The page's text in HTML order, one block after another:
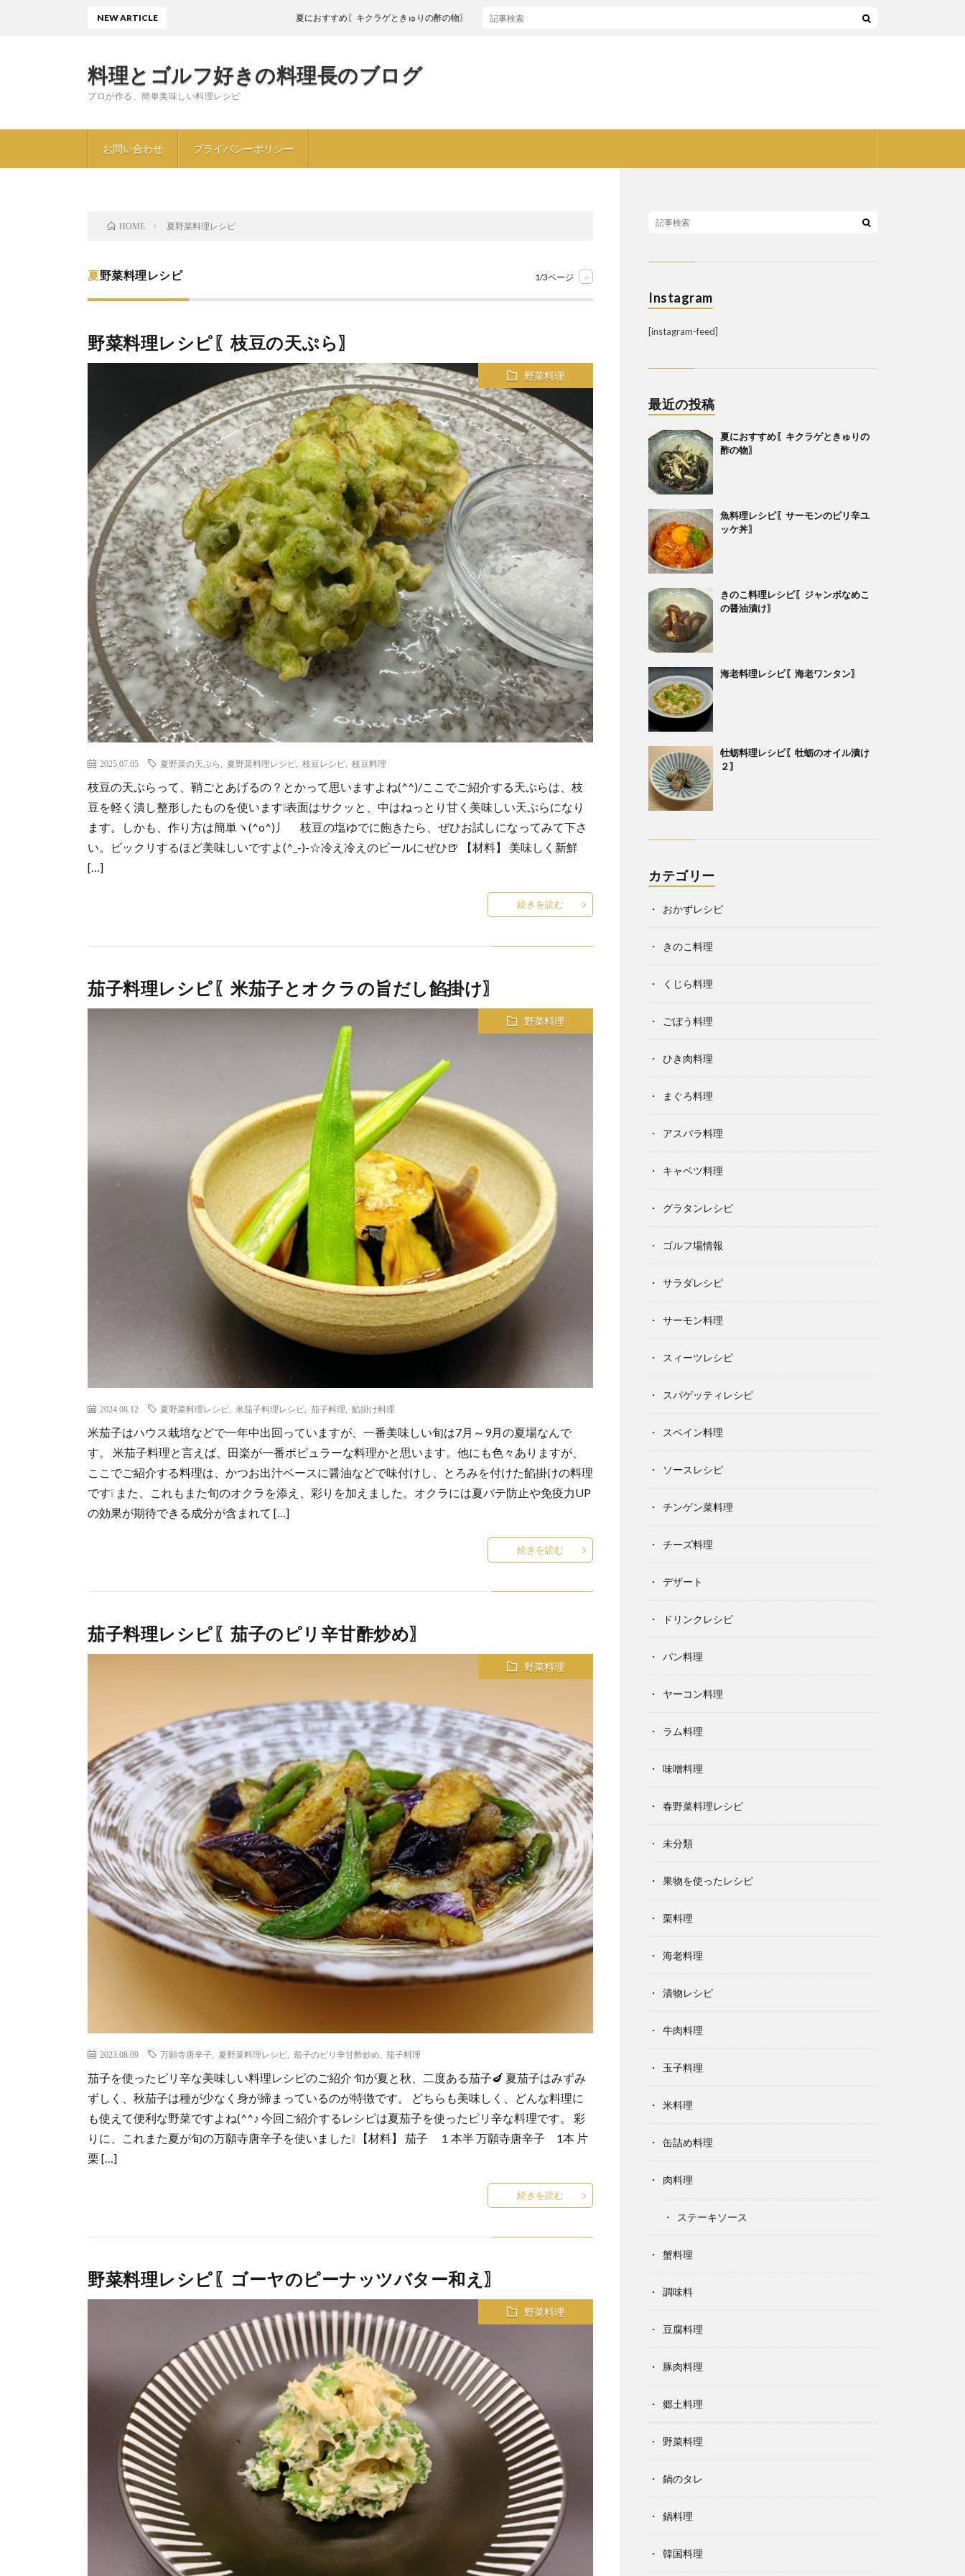
料理とゴルフ好きの料理長のブログ
プロが作る、簡単美味しい料理レシピ
お問い合わせ プライバシーポリシー
NEW ARTICLE 夏におすすめ〖キクラゲときゅりの酢の物〗
HOME 夏野菜料理レシピ
夏野菜料理レシピ 1/3ページ >
野菜料理レシピ〖枝豆の天ぷら〗
野菜料理
2025.07.05 夏野菜の天ぷら 夏野菜料理レシピ 枝豆レシピ 枝豆料理
枝豆の天ぷらって、鞘ごとあげるの？とかって思いますよね(^^)/ここでご紹介する天ぷらは、枝
豆を軽く潰し整形したものを使います❕表面はサクッと、中はねっとり甘く美味しい天ぷらになり
ます。しかも、作り方は簡単ヽ(^o^)丿 枝豆の塩ゆでに飽きたら、ぜひお試しになってみて下さ
い。ビックリするほど美味しいですよ(^_-)-☆冷え冷えのビールにぜひ🍺 【材料】 美味しく新鮮
[…]
続きを読む
茄子料理レシピ〖米茄子とオクラの旨だし餡掛け〗
野菜料理
2024.08.12 夏野菜料理レシピ 米茄子料理レシピ 茄子料理 餡掛け料理
米茄子はハウス栽培などで一年中出回っていますが、一番美味しい旬は7月～9月の夏場なんで
す。 米茄子料理と言えば、田楽が一番ポピュラーな料理かと思います。他にも色々ありますが、
ここでご紹介する料理は、かつお出汁ベースに醤油などで味付けし、とろみを付けた餡掛けの料理
です❕ また、これもまた旬のオクラを添え、彩りを加えました。オクラには夏バテ防止や免疫力UP
の効果が期待できる成分が含まれて […]
続きを読む
茄子料理レシピ〖茄子のピリ辛甘酢炒め〗
野菜料理
2023.08.09 万願寺唐辛子 夏野菜料理レシピ 茄子のピリ辛甘酢炒め 茄子料理
茄子を使ったピリ辛な美味しい料理レシピのご紹介 旬が夏と秋、二度ある茄子🍆 夏茄子はみずみ
ずしく、秋茄子は種が少なく身が締まっているのが特徴です。 どちらも美味しく、どんな料理に
も使えて便利な野菜ですよね(^^♪ 今回ご紹介するレシピは夏茄子を使ったピリ辛な料理です。 彩
りに、これまた夏が旬の万願寺唐辛子を使いました❕ 【材料】 茄子 １本半 万願寺唐辛子 1本 片
栗 […]
続きを読む
野菜料理レシピ〖ゴーヤのピーナッツバター和え〗
野菜料理
Instagram
[instagram-feed]
最近の投稿
夏におすすめ〖キクラゲときゅりの
酢の物〗
魚料理レシピ〖サーモンのピリ辛ユ
ッケ丼〗
きのこ料理レシピ〖ジャンボなめこ
の醤油漬け〗
海老料理レシピ〖海老ワンタン〗
牡蛎料理レシピ〖牡蛎のオイル漬け
２〗
カテゴリー
おかずレシピ
きのこ料理
くじら料理
ごぼう料理
ひき肉料理
まぐろ料理
アスパラ料理
キャベツ料理
グラタンレシピ
ゴルフ場情報
サラダレシピ
サーモン料理
スィーツレシピ
スパゲッティレシピ
スペイン料理
ソースレシピ
チンゲン菜料理
チーズ料理
デザート
ドリンクレシピ
パン料理
ヤーコン料理
ラム料理
味噌料理
春野菜料理レシピ
未分類
果物を使ったレシピ
栗料理
海老料理
漬物レシピ
牛肉料理
玉子料理
米料理
缶詰め料理
肉料理
ステーキソース
蟹料理
調味料
豆腐料理
豚肉料理
郷土料理
野菜料理
鍋のタレ
鍋料理
韓国料理